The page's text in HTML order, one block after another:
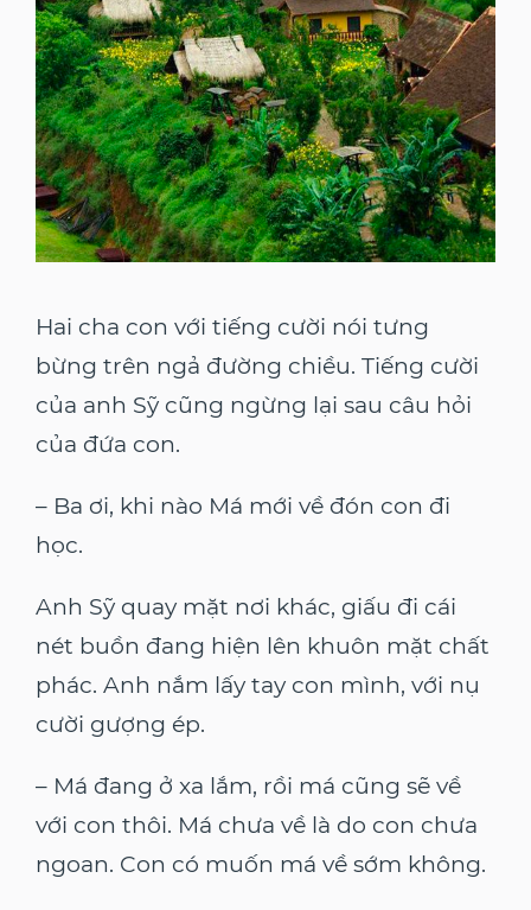
Hai cha con với tiếng cười nói tưng
bừng trên ngả đường chiều. Tiếng cười
của anh Sỹ cũng ngừng lại sau câu hỏi
của đứa con.
– Ba ơi, khi nào Má mới về đón con đi
học.
Anh Sỹ quay mặt nơi khác, giấu đi cái
nét buồn đang hiện lên khuôn mặt chất
phác. Anh nắm lấy tay con mình, với nụ
cười gượng ép.
– Má đang ở xa lắm, rồi má cũng sẽ về
với con thôi. Má chưa về là do con chưa
ngoan. Con có muốn má về sớm không.